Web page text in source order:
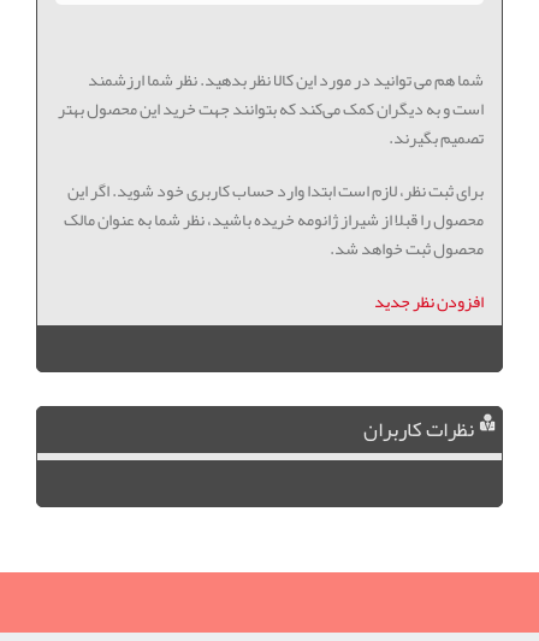
شما هم می توانید در مورد این کالا نظر بدهید. نظر شما ارزشمند
است و به دیگران کمک می‌کند که بتوانند جهت خرید این محصول بهتر
تصمیم بگیرند.
برای ثبت نظر، لازم است ابتدا وارد حساب کاربری خود شوید. اگر این
محصول را قبلا از شیراز ژانومه خریده باشید، نظر شما به عنوان مالک
محصول ثبت خواهد شد.
افزودن نظر جدید
نظرات کاربران